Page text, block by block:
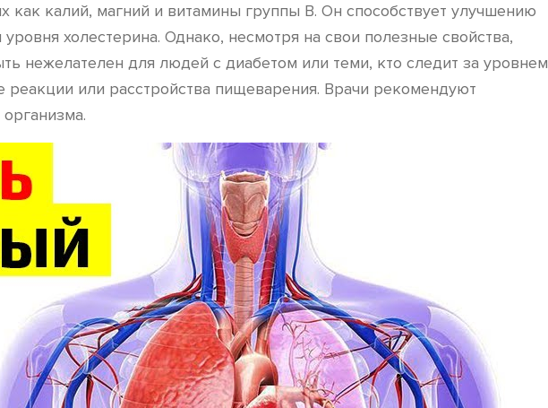
калий, магний и витамины группы B. Он способствует улучшению
холестерина. Однако, несмотря на свои полезные свойства,
нежелателен для людей с диабетом или теми, кто следит за уровнем
или расстройства пищеварения. Врачи рекомендуют